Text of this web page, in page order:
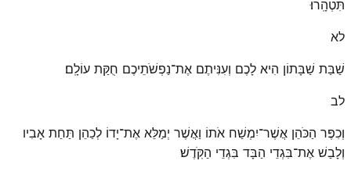
תִּטְהָֽרוּ׃
לא
שַׁבַּת שַׁבָּתוֹן הִיא לָכֶם וְעִנִּיתֶם אֶת־נַפְשֹׁתֵיכֶם חֻקַּת עוֹלָֽם׃
לב
וְכִפֶּר הַכֹּהֵן אֲשֶׁר־יִמְשַׁח אֹתוֹ וַאֲשֶׁר יְמַלֵּא אֶת־יָדוֹ לְכַהֵן תַּחַת אָבִיו
וְלָבַשׁ אֶת־בִּגְדֵי הַבָּד בִּגְדֵי הַקֹּֽדֶשׁ׃